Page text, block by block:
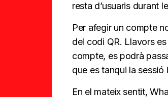
resta d’usuaris durant
Per afegir un compte
del codi QR. Llavors
compte, es podrà
que es tanqui la
En el mateix sentit,